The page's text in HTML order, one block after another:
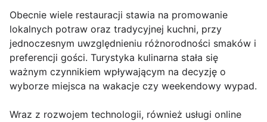
Obecnie wiele restauracji stawia na promowanie
lokalnych potraw oraz tradycyjnej kuchni, przy
jednoczesnym uwzględnieniu różnorodności smaków i
preferencji gości. Turystyka kulinarna stała się
ważnym czynnikiem wpływającym na decyzję o
wyborze miejsca na wakacje czy weekendowy wypad.
Wraz z rozwojem technologii, również usługi online